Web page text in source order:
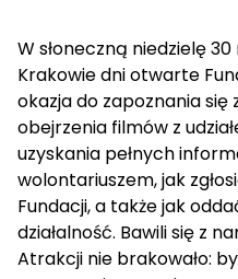
W słoneczną niedzielę
Krakowie dni otwarte
okazja do zapoznania się
obejrzenia filmów z
uzyskania pełnych
wolontariuszem, jak
Fundacji, a także jak
działalność. Bawili się z
Atrakcji nie brakowało: